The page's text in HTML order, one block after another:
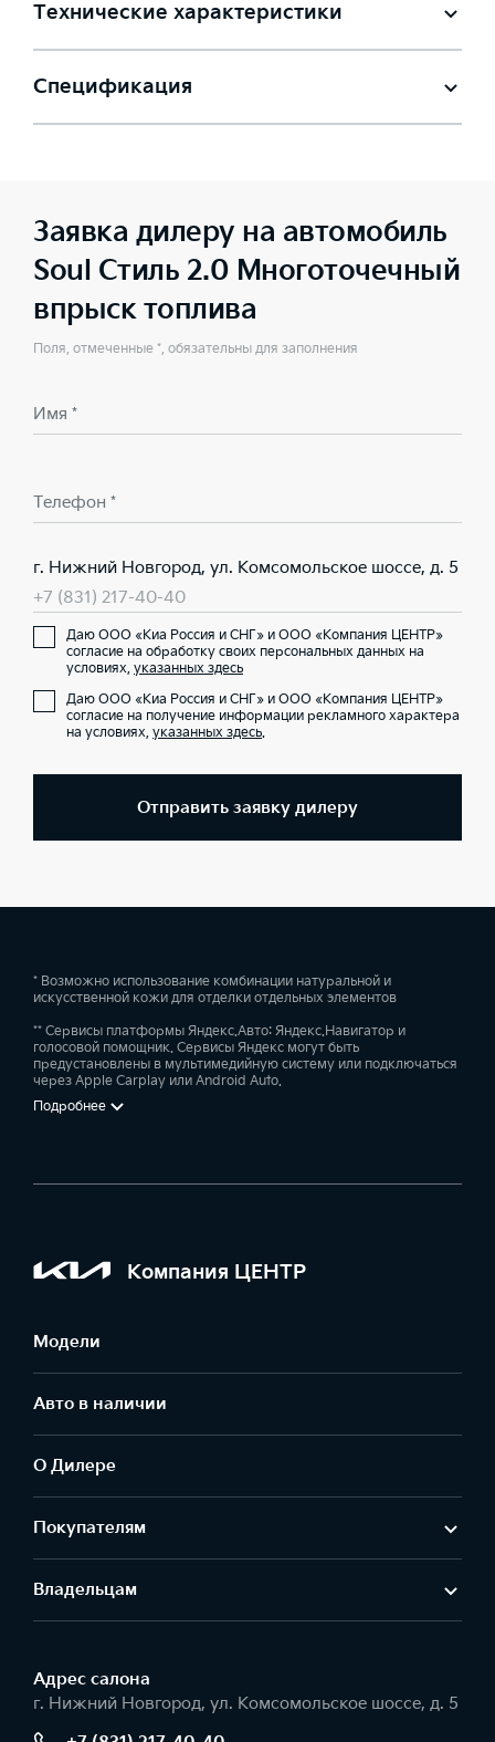
Технические характеристики
Спецификация
Заявка дилеру на автомобиль
Soul Стиль 2.0 Многоточечный
впрыск топлива
Поля, отмеченные *, обязательны для заполнения
Имя *
Телефон *
г. Нижний Новгород, ул. Комсомольское шоссе, д. 5
+7 (831) 217-40-40
Даю ООО «Киа Россия и СНГ» и ООО «Компания ЦЕНТР»
согласие на обработку своих персональных данных на
условиях, указанных здесь
Даю ООО «Киа Россия и СНГ» и ООО «Компания ЦЕНТР»
согласие на получение информации рекламного характера
на условиях, указанных здесь.
Отправить заявку дилеру
* Возможно использование комбинации натуральной и
искусственной кожи для отделки отдельных элементов
** Сервисы платформы Яндекс.Авто: Яндекс.Навигатор и
голосовой помощник. Сервисы Яндекс могут быть
предустановлены в мультимедийную систему или подключаться
через Apple Carplay или Android Auto.
Подробнее
Компания ЦЕНТР
Модели
Авто в наличии
О Дилере
Покупателям
Владельцам
Адрес салонa
г. Нижний Новгород, ул. Комсомольское шоссе, д. 5